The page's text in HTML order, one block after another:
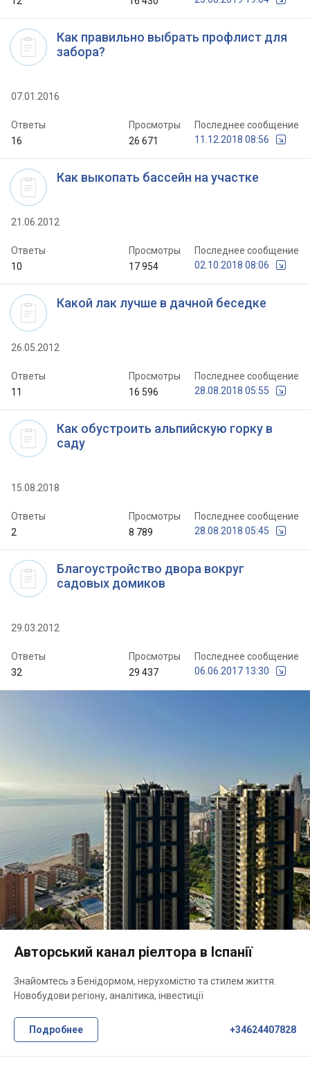
Как правильно выбрать профлист для
забора?
07.01.2016
Ответы
16
Просмотры
26 671
Последнее сообщение
11.12.2018 08:56
Как выкопать бассейн на участке
21.06.2012
Ответы
10
Просмотры
17 954
Последнее сообщение
02.10.2018 08:06
Какой лак лучше в дачной беседке
26.05.2012
Ответы
11
Просмотры
16 596
Последнее сообщение
28.08.2018 05:55
Как обустроить альпийскую горку в
саду
15.08.2018
Ответы
2
Просмотры
8 789
Последнее сообщение
28.08.2018 05:45
Благоустройство двора вокруг
садовых домиков
29.03.2012
Ответы
32
Просмотры
29 437
Последнее сообщение
06.06.2017 13:30
Авторський канал ріелтора в Іспанії
Знайомтесь з Бенідормом, нерухомістю та стилем життя.
Новобудови регіону, аналітика, інвестиції
Подробнее +34624407828